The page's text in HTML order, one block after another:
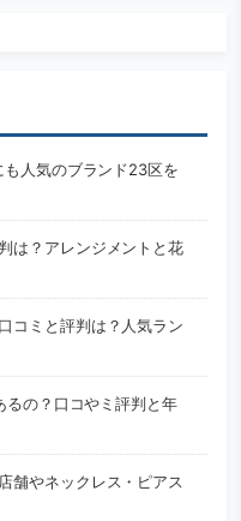
人気のブランド23区を
は？アレンジメントと花
コミと評判は？人気ラン
の？口コやミ評判と年
舗やネックレス・ピアス